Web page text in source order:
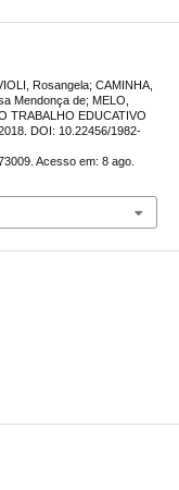
Rosangela; CAMINHA,
Mendonça de; MELO,
TRABALHO EDUCATIVO
DOI: 10.22456/1982-
Acesso em: 8 ago.